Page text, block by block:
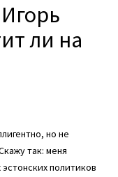
ли на
но не
так: меня
политиков